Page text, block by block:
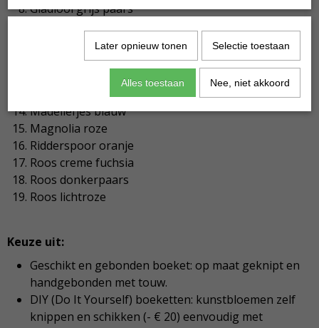
Gladiool grijs paars
Hyacint blauw
Madeliefjes blauw
Magnolia roze
Ridderspoor oranje
Roos creme fuchsia
Roos donkerpaars
Roos lichtroze
Keuze uit:
Geschikt en gebonden boeket: op maat geknipt en
handgebonden met touw.
DIY (Do It Yourself) boeketten: kunstbloemen zelf
knippen en schikken (- € 20) eenvoudig met
Later opnieuw tonen Selectie toestaan
Alles toestaan Nee, niet akkoord